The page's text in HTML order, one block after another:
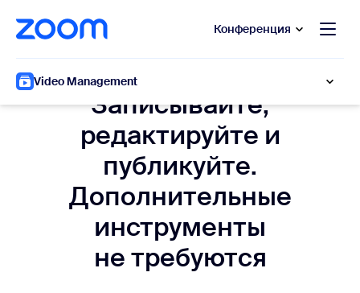
содержанию
в чат помощи Конференция
Video Management
Записывайте,
редактируйте и
публикуйте.
Дополнительные
инструменты
не требуются